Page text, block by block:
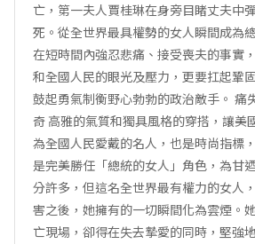
亡，第一夫人賈桂琳在身旁目睹丈夫中
死。從全世界最具權勢的女人瞬間成為
在短時間內強忍悲痛、接受喪夫的事實
和全國人民的眼光及壓力，更要扛起鞏
鼓起勇氣制衡野心勃勃的政治敵手。 痛
奇 高雅的氣質和獨具風格的穿搭，讓美
為全國人民愛戴的名人，也是時尚指標
是完美勝任「總統的女人」角色，為甘
分許多，但這名全世界最有權力的女人
害之後，她擁有的一切瞬間化為雲煙。
亡現場，卻得在失去摯愛的同時，堅強